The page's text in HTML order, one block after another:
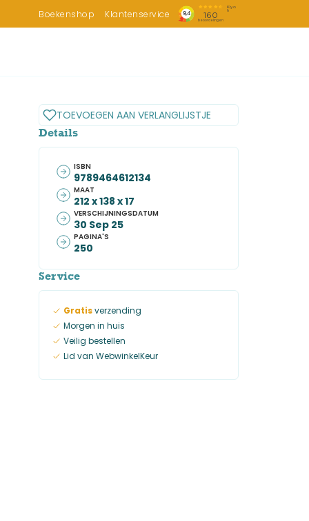
Boekenshop Klantenservice
TOEVOEGEN AAN VERLANGLIJSTJE
Details
ISBN
9789464612134
MAAT
212 x 138 x 17
VERSCHIJNINGSDATUM
30 Sep 25
PAGINA'S
250
Service
Gratisverzending
Morgen in huis
Veilig bestellen
Lid van WebwinkelKeur